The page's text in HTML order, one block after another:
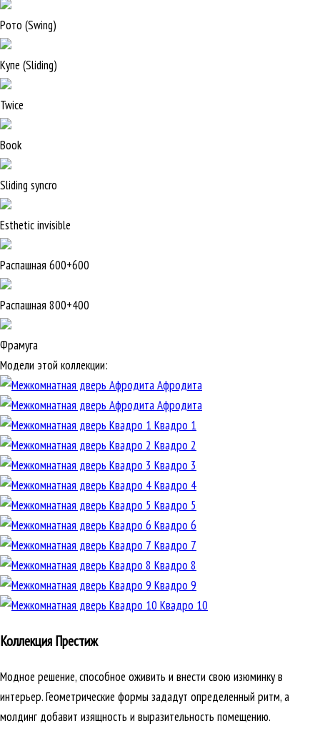
Рото (Swing)
Купе (Sliding)
Twice
Book
Sliding syncro
Esthetic invisible
Распашная 600+600
Распашная 800+400
Фрамуга
Модели этой коллекции:
Афродита
Афродита
Квадро 1
Квадро 2
Квадро 3
Квадро 4
Квадро 5
Квадро 6
Квадро 7
Квадро 8
Квадро 9
Квадро 10
Коллекция Престиж
Модное решение, способное оживить и внести свою изюминку в
интерьер. Геометрические формы зададут определенный ритм, а
молдинг добавит изящность и выразительность помещению.